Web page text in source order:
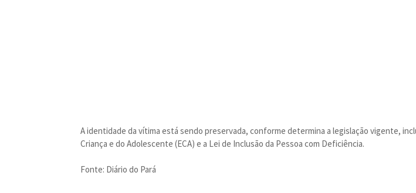
A identidade da vítima está sendo preservada, conforme determina a legislação vigente,
Criança e do Adolescente (ECA) e a Lei de Inclusão da Pessoa com Deficiência.
Fonte: Diário do Pará